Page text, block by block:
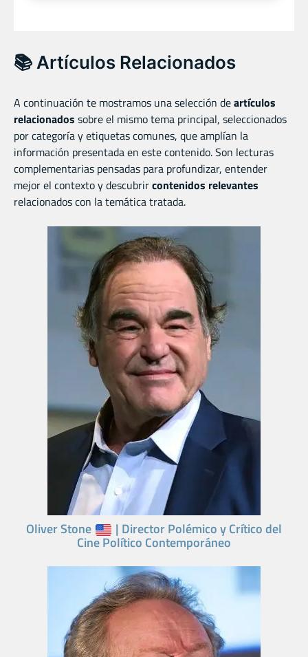
📚 Artículos Relacionados
A continuación te mostramos una selección deartículos
relacionados sobre el mismo tema principal, seleccionados
por categoría y etiquetas comunes, que amplían la
información presentada en este contenido. Son lecturas
complementarias pensadas para profundizar, entender
mejor el contexto y descubrircontenidos relevantes
relacionados con la temática tratada.
Oliver Stone | Director Polémico y Crítico del
Cine Político Contemporáneo